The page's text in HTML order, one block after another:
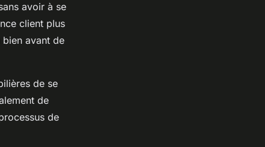
avoir à se
client plus
bien avant de
de se
de
de